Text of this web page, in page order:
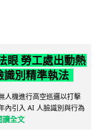
眼 勞工處出動熱
識別精準執法
人機進行高空巡邏以打擊
內引入 AI 人臉識別與行為
讀全文